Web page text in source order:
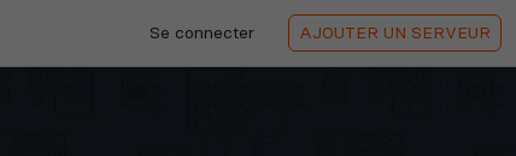
Se connecter AJOUTER UN SERVEUR